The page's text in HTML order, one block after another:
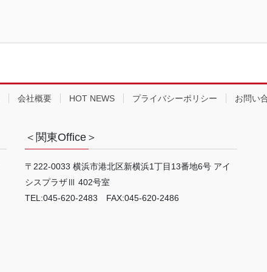
会社概要 HOT NEWS プライバシーポリシー お問い
＜関東Office＞
〒222-0033 横浜市港北区新横浜1丁目13番地6号 アイ
シスプラザⅢ 402号室
TEL:045-620-2483 FAX:045-620-2486